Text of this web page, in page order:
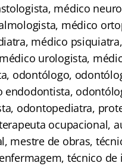
médico
médico
médico
urologista,
odontólogo,
endodontista,
odontopediatra,
ocupacional,
mestre de obras,
técnico de